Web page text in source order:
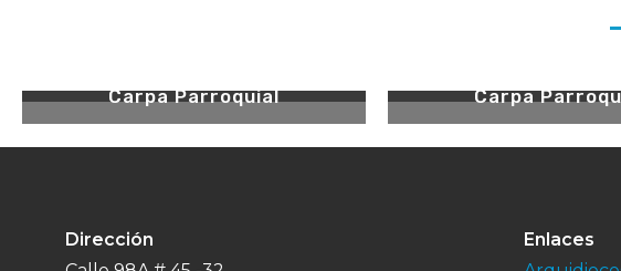
Carpa Parroquial
Carpa
Dirección
Enlaces